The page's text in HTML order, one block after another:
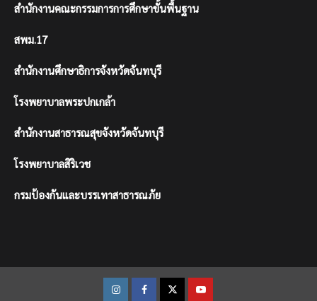
สำนักงานคณะกรรมการการศึกษาขั้นพื้นฐาน
สพม.17
สำนักงานศึกษาธิการจังหวัดจันทบุรี
โรงพยาบาลพระปกเกล้า
สำนักงานสาธารณสุขจังหวัดจันทบุรี
โรงพยาบาลสิริเวช
กรมป้องกันและบรรเทาสาธารณภัย